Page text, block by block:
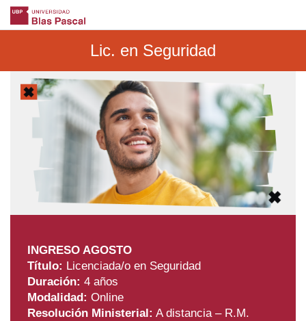
Lic. en Seguridad
INGRESO AGOSTO
Título: Licenciada/o en Seguridad
Duración: 4 años
Modalidad: Online
Resolución Ministerial: A distancia – R.M.